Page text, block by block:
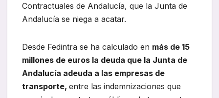
Contractuales de Andalucía, que la Junta de
Andalucía se niega a acatar.
Desde Fedintra se ha calculado en más de 15
millones de euros la deuda que la Junta de
Andalucía adeuda a las empresas de
transporte, entre las indemnizaciones que